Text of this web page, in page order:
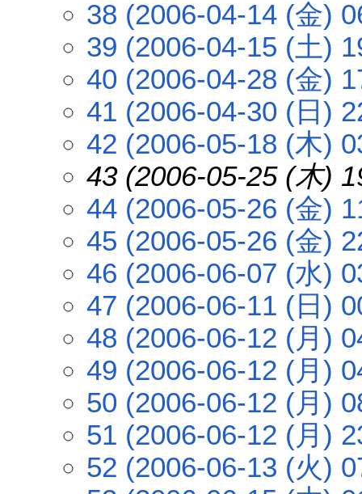
38 (2006-04-14 (金)
39 (2006-04-15 (土)
40 (2006-04-28 (金)
41 (2006-04-30 (日)
42 (2006-05-18 (木)
43 (2006-05-25 (木)
44 (2006-05-26 (金)
45 (2006-05-26 (金)
46 (2006-06-07 (水)
47 (2006-06-11 (日)
48 (2006-06-12 (月)
49 (2006-06-12 (月)
50 (2006-06-12 (月)
51 (2006-06-12 (月)
52 (2006-06-13 (火)